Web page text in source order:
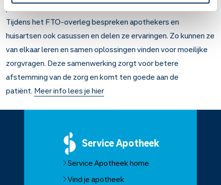
Tijdens het FTO-overleg bespreken apothekers en
huisartsen ook casussen en delen ze ervaringen. Zo kunnen ze
van elkaar leren en samen oplossingen vinden voor moeilijke
zorgvragen. Deze samenwerking zorgt voor betere
afstemming van de zorg en komt ten goede aan de
patiënt. Meer info lees je hier
ServiceApotheek
Service Apotheek home
Vind je apotheek